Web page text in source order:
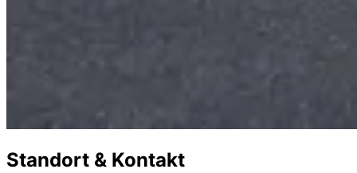
Standort & Kontakt